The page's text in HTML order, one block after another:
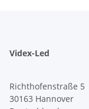
Videx-Led
Richthofenstraße 5
30163 Hannover